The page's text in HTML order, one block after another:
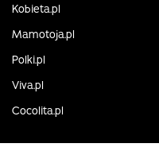
Kobieta.pl
Mamotoja.pl
Polki.pl
Viva.pl
Cocolita.pl